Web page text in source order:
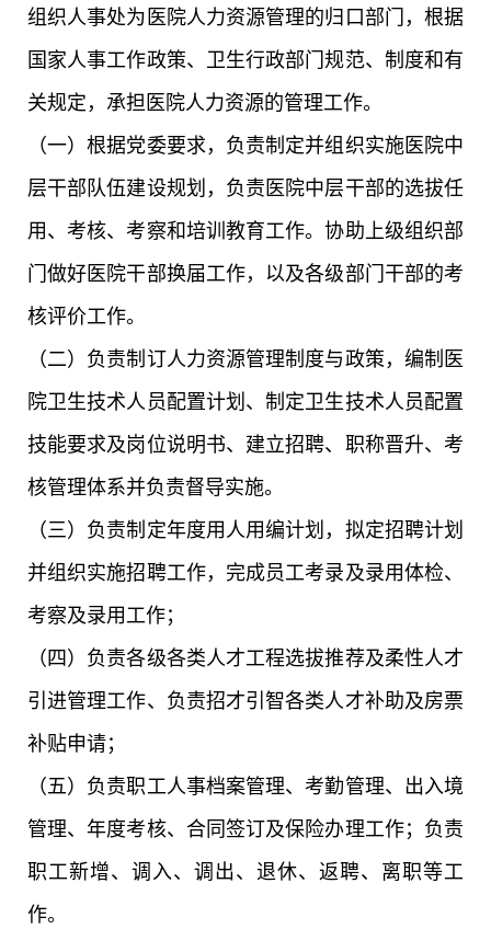
组织人事处为医院人力资源管理的归口部门，根据
国家人事工作政策、卫生行政部门规范、制度和有
关规定，承担医院人力资源的管理工作。
（一）根据党委要求，负责制定并组织实施医院中
层干部队伍建设规划，负责医院中层干部的选拔任
用、考核、考察和培训教育工作。协助上级组织部
门做好医院干部换届工作，以及各级部门干部的考
核评价工作。
（二）负责制订人力资源管理制度与政策，编制医
院卫生技术人员配置计划、制定卫生技术人员配置
技能要求及岗位说明书、建立招聘、职称晋升、考
核管理体系并负责督导实施。
（三）负责制定年度用人用编计划，拟定招聘计划
并组织实施招聘工作，完成员工考录及录用体检、
考察及录用工作；
（四）负责各级各类人才工程选拔推荐及柔性人才
引进管理工作、负责招才引智各类人才补助及房票
补贴申请；
（五）负责职工人事档案管理、考勤管理、出入境
管理、年度考核、合同签订及保险办理工作；负责
职工新增、调入、调出、退休、返聘、离职等工
作。